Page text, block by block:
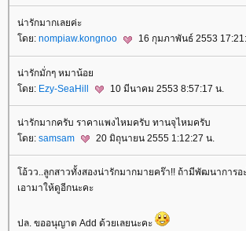
น่ารักมากเลยค่ะ
ดย: nompiaw.kongnoo 16 กุมภาพันธ์ 2553
น่ารักมั่กๆ หมาน้อ
ดย: Ezy-SeaHill 10 มีนาคม 2553 8:57:17 น.
น่ารักมากครับ ราคาแพงไหมครับ ทานจุไหมครับ
ดย: samsam 20 มิถุนายน 2555 1:12:27 น.
อ้วว..ลูกสาวทั้งสองน่ารักมากมายคร๊า!! ถ้ามีพัฒนาการอะ
เอามาให้ดูอีกนะคะ
ปล. ขออนุญาต Add ด้วยเลยนะคะ